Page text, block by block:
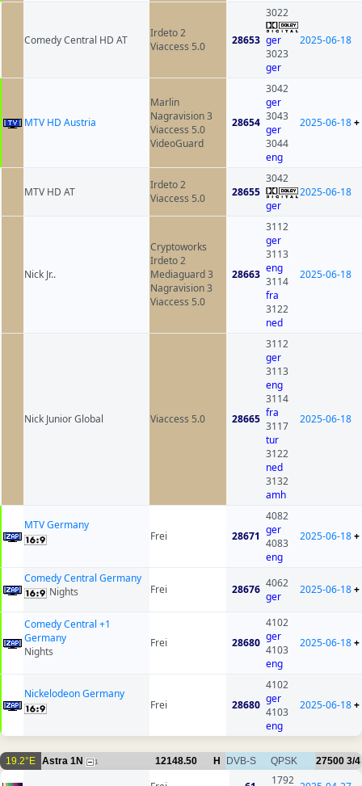
Comedy Central HD AT
Irdeto 2
Viaccess 5.0
28653
3022
ger
3023
ger
2025-06-18
MTV HD Austria
Marlin
Nagravision 3
Viaccess 5.0
VideoGuard
28654
3042
ger
3043
ger
3044
eng
2025-06-18+
MTV HD AT
Irdeto 2
Viaccess 5.0
28655
3042
ger
2025-06-18
Nick Jr..
Cryptoworks
Irdeto 2
Mediaguard 3
Nagravision 3
Viaccess 5.0
28663
3112
ger
3113
eng
3114
fra
3122
ned
2025-06-18
Nick Junior Global Viaccess 5.0 28665
3112
ger
3113
eng
3114
fra
3117
tur
3122
ned
3132
amh
2025-06-18
MTV Germany
Frei
28671
4082
ger
4083
eng
2025-06-18+
Comedy Central Germany
Nights
Frei 28676 4062
ger
2025-06-18+
Comedy Central +1
Germany
Nights
Frei 28680
4102
ger
4103
eng
2025-06-18+
Nickelodeon Germany
Frei
28680
4102
ger
4103
eng
2025-06-18+
19.2°E Astra 1N 1 12148.50 H DVB-S QPSK 27500 3/4
1792